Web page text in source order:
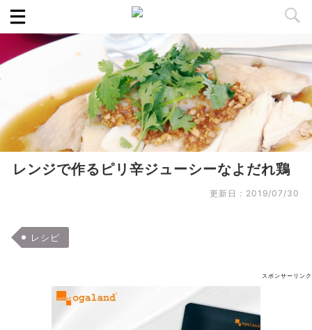
レンジで作るピリ辛ジューシーなよだれ鶏
更新日： 2019/07/30
レシピ
スポンサーリンク